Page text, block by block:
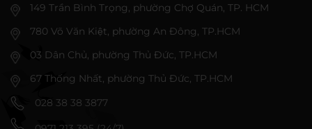
149 Trần Bình Trọng, phường Chợ Quán, TP. HCM
780 Võ Văn Kiệt, phường An Đông, TP.HCM
03 Dân Chủ, phường Thủ Đức, TP.HCM
67 Thống Nhất, phường Thủ Đức, TP.HCM
028 38 38 3877